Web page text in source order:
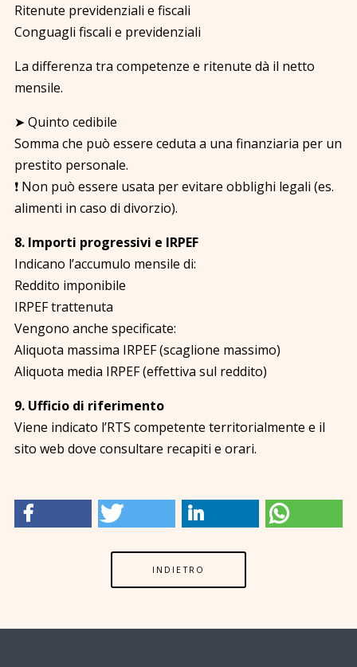
Ritenute previdenziali e fiscali
Conguagli fiscali e previdenziali
La differenza tra competenze e ritenute dà il netto
mensile.
➤ Quinto cedibile
Somma che può essere ceduta a una finanziaria per un
prestito personale.
❗ Non può essere usata per evitare obblighi legali (es.
alimenti in caso di divorzio).
8. Importi progressivi e IRPEF
Indicano l’accumulo mensile di:
Reddito imponibile
IRPEF trattenuta
Vengono anche specificate:
Aliquota massima IRPEF (scaglione massimo)
Aliquota media IRPEF (effettiva sul reddito)
9. Ufficio di riferimento
Viene indicato l’RTS competente territorialmente e il
sito web dove consultare recapiti e orari.
INDIETRO